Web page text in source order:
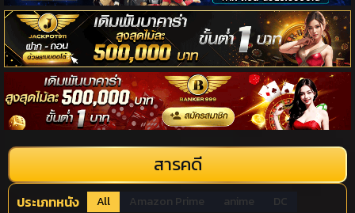
สารคดี
ประเภทหนัง All Amazon Prime anime
DC